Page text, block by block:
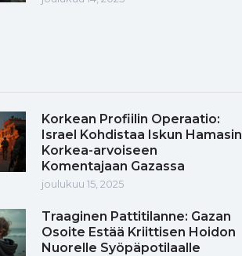
Korkean Profiilin Operaatio:
Israel Kohdistaa Iskun Hamasin
Korkea-arvoiseen
Komentajaan Gazassa
joulukuu 15, 2025
Traaginen Pattitilanne: Gazan
Osoite Estää Kriittisen Hoidon
Nuorelle Syöpäpotilaalle